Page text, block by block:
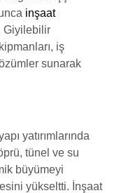
inşaat
Giyilebilir
iş
sunarak
yatırımlarında
tünel ve su
büyümeyi
yükseltti. İnşaat